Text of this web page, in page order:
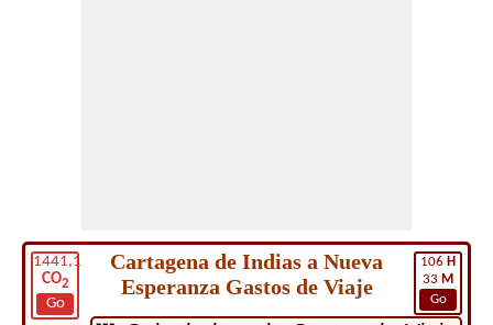
1441,1
CO2
Go
106 H
33 M
Go
Cartagena de Indias a Nueva
Esperanza Gastos de Viaje